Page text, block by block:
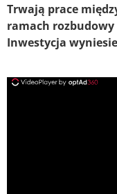
Trwają prace
ramach
Inwestycja